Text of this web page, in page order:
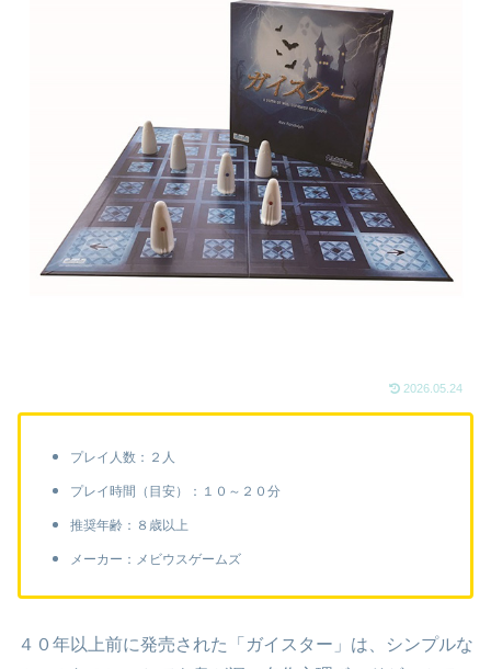
2026.05.24
プレイ人数：２人
プレイ時間（目安）：１０～２０分
推奨年齢：８歳以上
メーカー：メビウスゲームズ
４０年以上前に発売された「ガイスター」は、シンプルな